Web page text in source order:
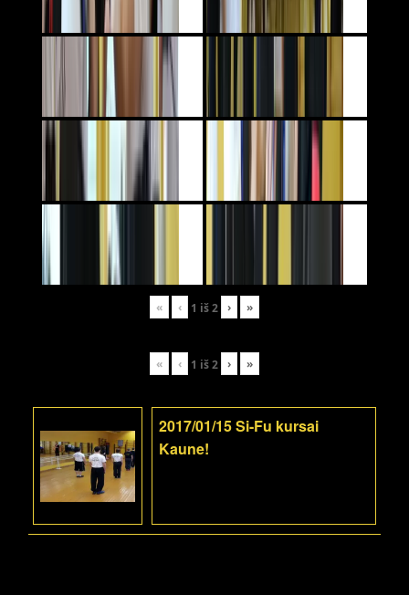
« ‹ 1 iš2 › »
« ‹ 1 iš2 › »
2017/01/15 Si-Fu kursai
Kaune!